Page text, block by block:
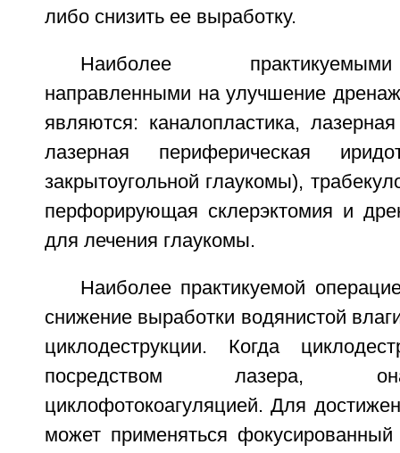
либо снизить ее выработку.
Наиболее
направленными на улучшение
являются: каналопластика,
лазерная периферическая
закрытоугольной глаукомы),
перфорирующая склерэктомия и
для лечения глаукомы.
Наиболее практикуемой
снижение выработки водянистой
циклодеструкции. Когда
посредством лазера,
циклофотокоагуляцией. Для
может применяться фокусированный